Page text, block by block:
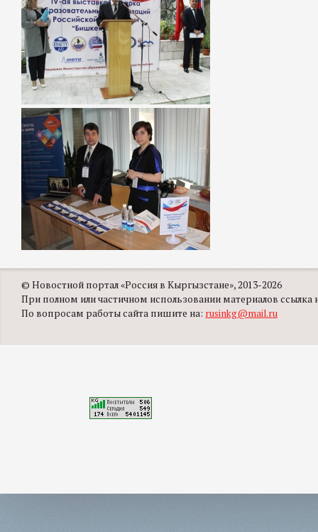
© Новостной портал «Россия в Кыргызстане», 2013-2026
При полном или частичном использовании материалов ссылка
По вопросам работы сайта пишите на: rusinkg@mail.ru